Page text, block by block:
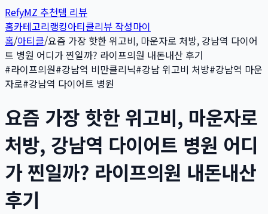
RefyMZ 추천템 리뷰
홈카테고리랭킹아티클리뷰 작성마이
홈/아티클/요즘 가장 핫한 위고비, 마운자로 처방, 강남역 다이어
트 병원 어디가 찐일까? 라이프의원 내돈내산 후기
#라이프의원#강남역 비만클리닉#강남 위고비 처방#강남역 마운
자로#강남역 다이어트 병원
요즘 가장 핫한 위고비, 마운자로
처방, 강남역 다이어트 병원 어디
가 찐일까? 라이프의원 내돈내산
후기